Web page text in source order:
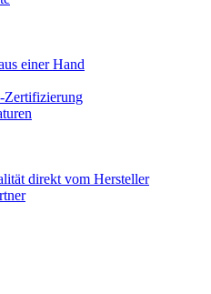
einer Hand
Zertifizierung
direkt vom Hersteller